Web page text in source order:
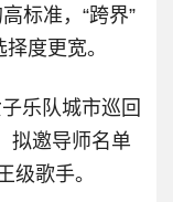
标准，“跨界”
度更宽。
乐队城市巡回
拟邀导师名单
级歌手。